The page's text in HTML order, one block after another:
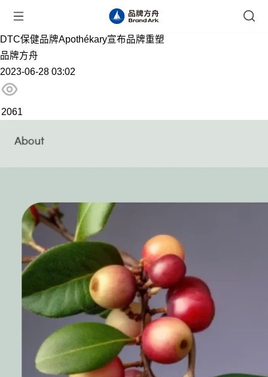
DTC保健品牌Apothékary宣布品牌重塑
品牌方舟
2023-06-28 03:02
2061